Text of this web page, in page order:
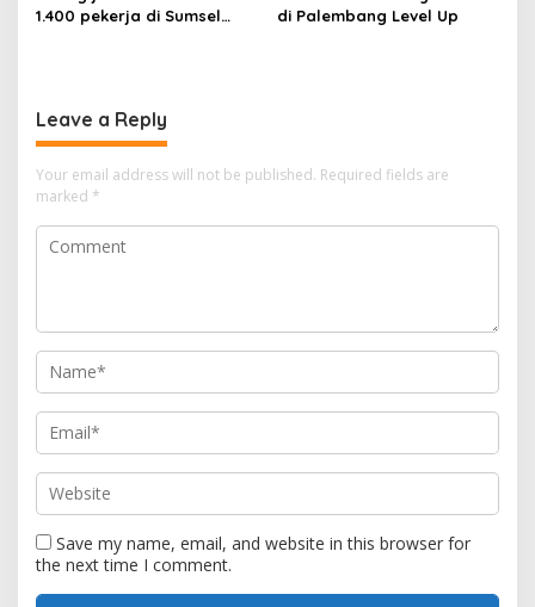
1.400 pekerja di Sumsel
di Palembang Level Up
Leave a Reply
Your email address will not be published. Required fields are
marked *
Save my name, email, and website in this browser for
the next time I comment.